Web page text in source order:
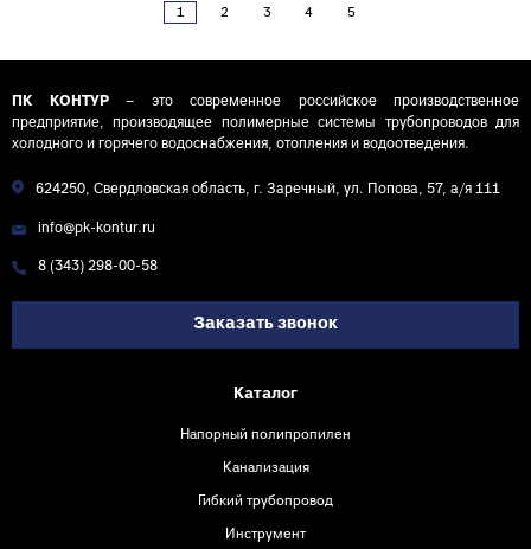
1 2 3 4 5
ПК КОНТУР– это современное российское производственное
предприятие, производящее полимерные системы трубопроводов для
холодного и горячего водоснабжения, отопления и водоотведения.
624250, Свердловская область, г. Заречный, ул. Попова, 57, а/я 111
info@pk-kontur.ru
8 (343) 298-00-58
Заказать звонок
Каталог
Напорный полипропилен
Канализация
Гибкий трубопровод
Инструмент